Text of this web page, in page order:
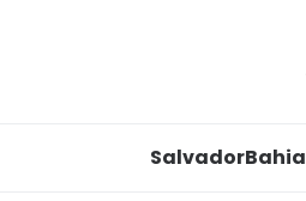
SalvadorBahia